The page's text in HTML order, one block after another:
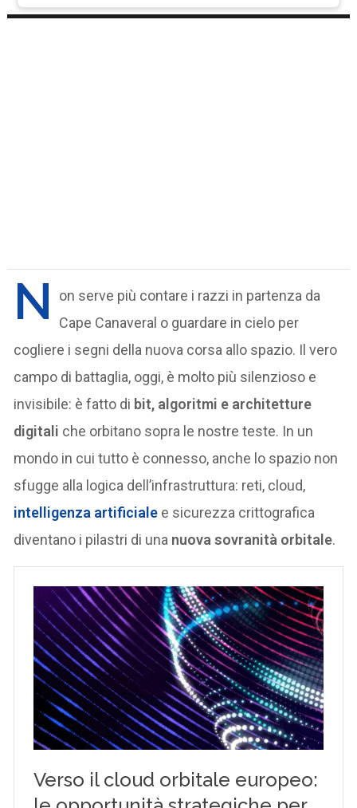
N
on serve più contare i razzi in partenza da
Cape Canaveral o guardare in cielo per
cogliere i segni della nuova corsa allo spazio. Il vero
campo di battaglia, oggi, è molto più silenzioso e
invisibile: è fatto di bit, algoritmi e architetture
digitali che orbitano sopra le nostre teste. In un
mondo in cui tutto è connesso, anche lo spazio non
sfugge alla logica dell’infrastruttura: reti, cloud,
intelligenza artificiale e sicurezza crittografica
diventano i pilastri di una nuova sovranità orbitale.